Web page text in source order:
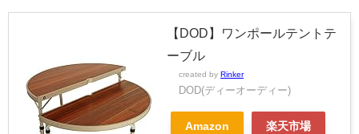
【DOD】ワンポールテントテ
ーブル
created by Rinker
DOD(ディーオーディー)
Amazon 楽天市場